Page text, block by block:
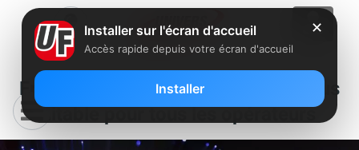
Free et l’Arcep : vers une fibre plus
équitable pour tous les opérateurs
✕
Installer sur l'écran d'accueil
Accès rapide depuis votre écran d'accueil
Installer